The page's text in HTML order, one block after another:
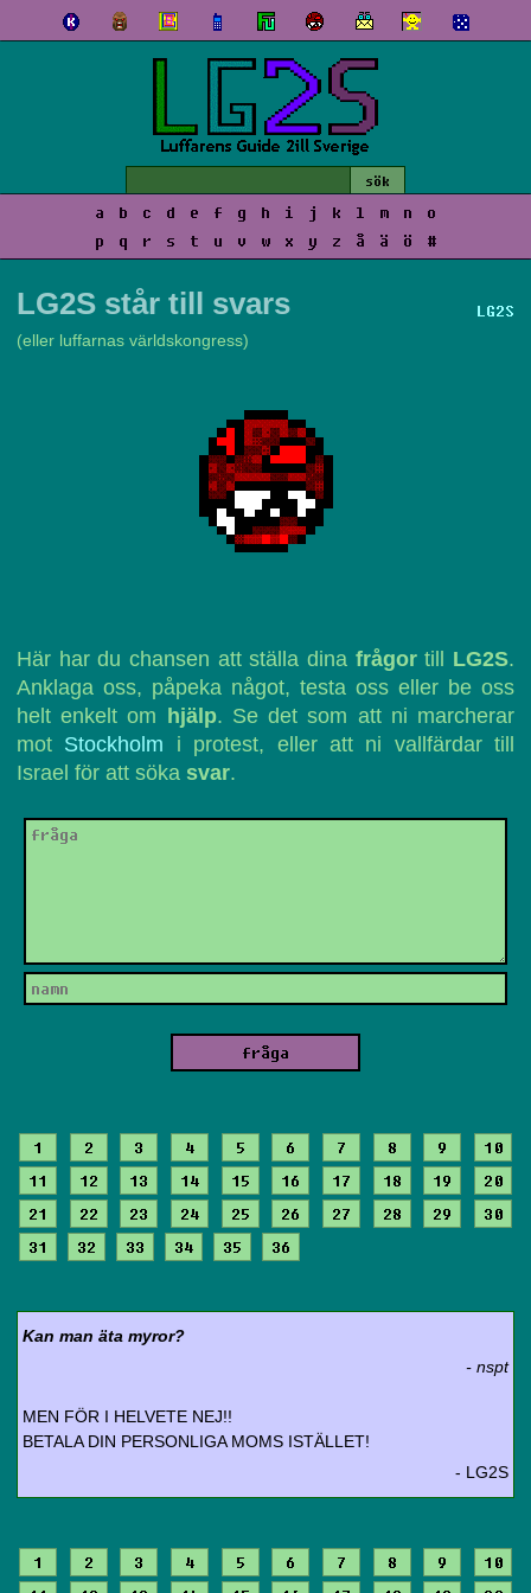
a b c d e f g h i j k l m n
o
p
q r s t u v w x y z å ä ö #
LG2S
LG2S står till svars
(eller luffarnas världskongress)
Här har du chansen att ställa dina frågortill LG2S.
Anklaga oss, påpeka något, testa oss eller be oss
helt enkelt om
hjälp. Se det som att ni marcherar
mot Stockholm i protest, eller att ni vallfärdar till
Israel för att söka svar.
1 2 3 4 5 6 7 8 9
10
11
12 13 14 15 16 17 18 19
20
21
22 23 24 25 26 27 28 29
30
31
32 33 34 35 36
Kan man äta myror?
- nspt
MEN FÖR I HELVETE NEJ!!
BETALA DIN PERSONLIGA MOMS ISTÄLLET!
- LG2S
1 2 3 4 5 6 7 8 9
10